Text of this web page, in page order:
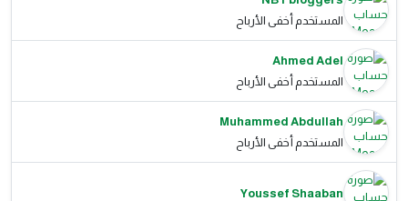
المستخدم أخفى الأرباح
Ahmed Adel
المستخدم أخفى الأرباح
Muhammed Abdullah
المستخدم أخفى الأرباح
Youssef Shaaban